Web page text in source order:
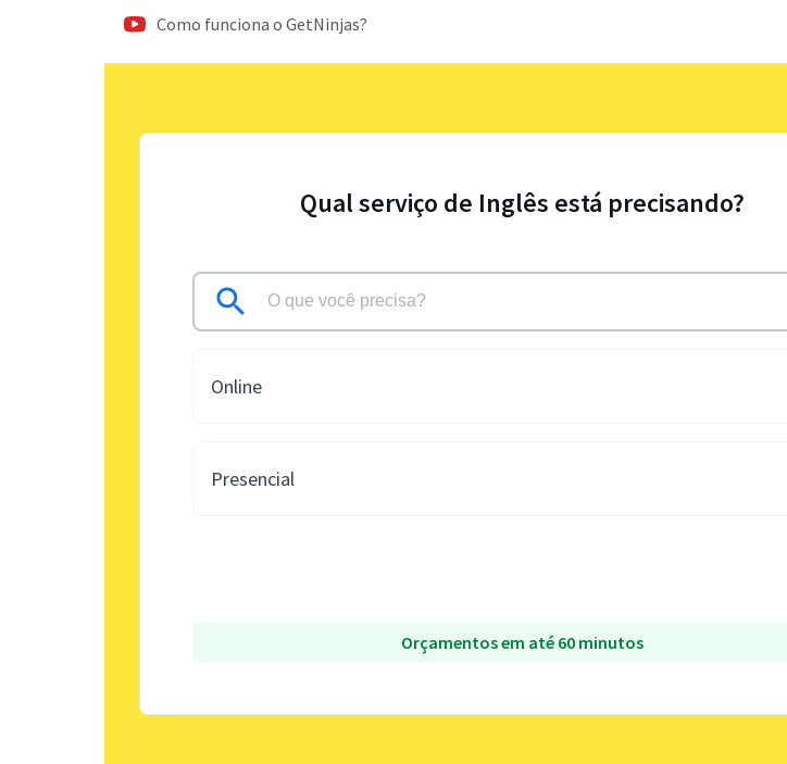
Como funciona o GetNinjas?
Qual serviço de Inglês está precisando?
Online
Presencial
Orçamentos em até 60 minutos